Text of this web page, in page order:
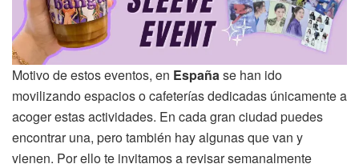
Motivo de estos eventos, en Españase han ido
movilizando espacios o cafeterías dedicadas únicamente a
acoger estas actividades. En cada gran ciudad puedes
encontrar una, pero también hay algunas que van y
vienen. Por ello te invitamos a revisar semanalmente